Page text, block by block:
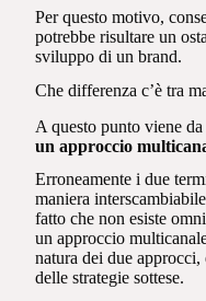
Per questo motivo,
potrebbe risultare un
sviluppo di un brand.
Che differenza c’è tra
A questo punto viene
un approccio
Erroneamente i due
maniera
fatto che non esiste
un approccio
natura dei due
delle strategie sottese.